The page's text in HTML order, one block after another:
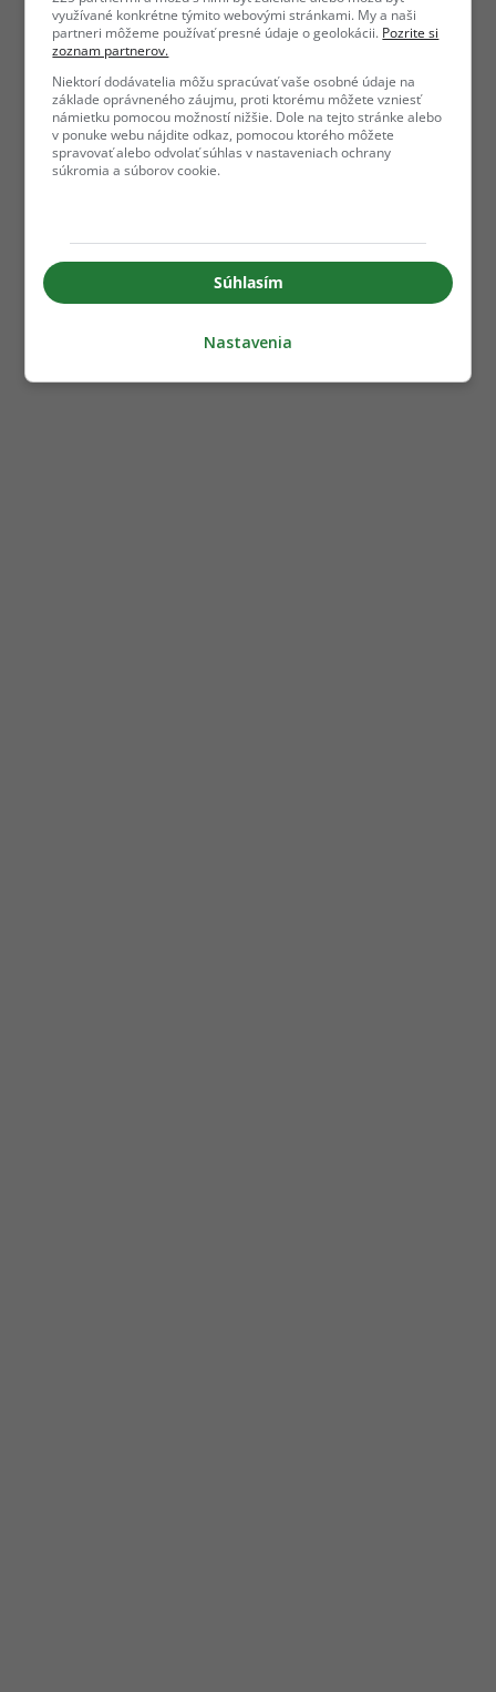
využívané konkrétne týmito webovými stránkami. My a naši
partneri môžeme používať presné údaje o geolokácii. Pozrite si
zoznam partnerov.
Niektorí dodávatelia môžu spracúvať vaše osobné údaje na
základe oprávneného záujmu, proti ktorému môžete vzniesť
námietku pomocou možností nižšie. Dole na tejto stránke alebo
v ponuke webu nájdite odkaz, pomocou ktorého môžete
spravovať alebo odvolať súhlas v nastaveniach ochrany
súkromia a súborov cookie.
Súhlasím
Nastavenia